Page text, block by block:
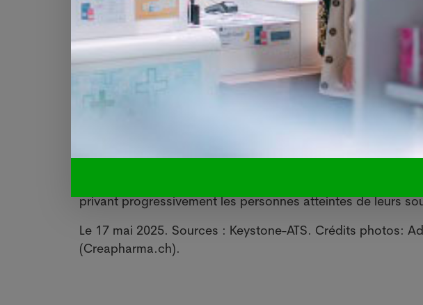
ils sont pris tôt.
Lors d'essais cliniques, le test sanguin a produit des
du cerveau obtenus par la technique de la tomographie
l'analyse du liquide céphalo-rachidien.
"L'autorisation accordée aujourd'hui est une étape
d'Alzheimer, car elle le rend plus facile et potentiellement
un stade précoce de la maladie", a commenté
privant progressivement les personnes atteintes de leurs
Le 17 mai 2025. Sources : Keystone-ATS. Crédits photos:
(Creapharma.ch).